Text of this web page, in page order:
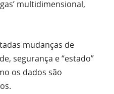
multidimensional,
mudanças de
segurança e “estado”
os dados são